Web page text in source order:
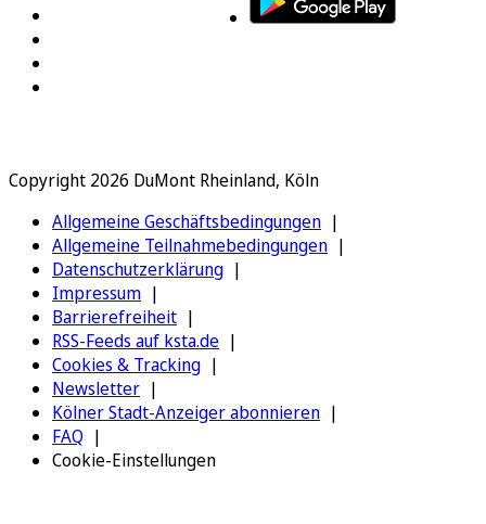
Copyright 2026 DuMont Rheinland, Köln
Allgemeine Geschäftsbedingungen
Allgemeine Teilnahmebedingungen
Datenschutzerklärung
Impressum
Barrierefreiheit
RSS-Feeds auf ksta.de
Cookies & Tracking
Newsletter
Kölner Stadt-Anzeiger abonnieren
FAQ
Cookie-Einstellungen